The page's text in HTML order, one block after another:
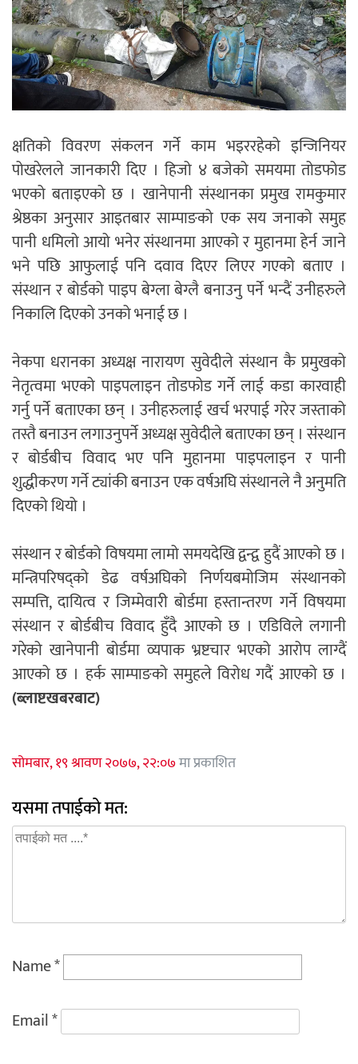
क्षतिको विवरण संकलन गर्ने काम भइररहेको इन्जिनियर
पोखरेलले जानकारी दिए । हिजो ४ बजेको समयमा तोडफोड
भएको बताइएको छ । खानेपानी संस्थानका प्रमुख रामकुमार
श्रेष्ठका अनुसार आइतबार साम्पाङको एक सय जनाको समुह
पानी धमिलो आयो भनेर संस्थानमा आएको र मुहानमा हेर्न जाने
भने पछि आफुलाई पनि दवाव दिएर लिएर गएको बताए ।
संस्थान र बोर्डको पाइप बेग्ला बेग्लै बनाउनु पर्ने भन्दैं उनीहरुले
निकालि दिएको उनको भनाई छ ।
नेकपा धरानका अध्यक्ष नारायण सुवेदीले संस्थान कै प्रमुखको
नेतृत्वमा भएको पाइपलाइन तोडफोड गर्ने लाई कडा कारवाही
गर्नु पर्ने बताएका छन् । उनीहरुलाई खर्च भरपाई गरेर जस्ताको
तस्तै बनाउन लगाउनुपर्ने अध्यक्ष सुवेदीले बताएका छन् । संस्थान
र बोर्डबीच विवाद भए पनि मुहानमा पाइपलाइन र पानी
शुद्धीकरण गर्ने ट्यांकी बनाउन एक वर्षअघि संस्थानले नै अनुमति
दिएको थियो ।
संस्थान र बोर्डको विषयमा लामो समयदेखि द्वन्द्व हुदैं आएको छ ।
मन्त्रिपरिषद्को डेढ वर्षअघिको निर्णयबमोजिम संस्थानको
सम्पत्ति, दायित्व र जिम्मेवारी बोर्डमा हस्तान्तरण गर्ने विषयमा
संस्थान र बोर्डबीच विवाद हुँदै आएको छ । एडिविले लगानी
गरेको खानेपानी बोर्डमा व्यपाक भ्रष्टचार भएको आरोप लाग्दैं
आएको छ । हर्क साम्पाङको समुहले विरोध गदैं आएको छ ।
(ब्लाष्टखबरबाट)
सोमबार, १९ श्रावण २०७७, २२:०७मा प्रकाशित
यसमा तपाईको मत:
Name*
Email*